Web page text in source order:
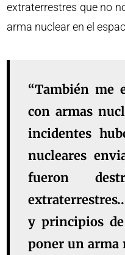
extraterrestres que no
arma nuclear en el
“También me
con armas
incidentes
nucleares
fueron
y principios
poner un arma